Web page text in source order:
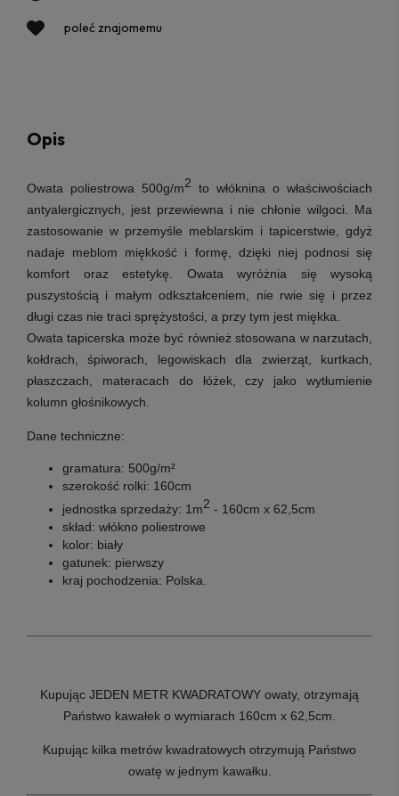
poleć znajomemu
Opis
Owata poliestrowa 500g/m2 to włóknina o właściwościach
antyalergicznych, jest przewiewna i nie chłonie wilgoci. Ma
zastosowanie w przemyśle meblarskim i tapicerstwie, gdyż
nadaje meblom miękkość i formę, dzięki niej podnosi się
komfort oraz estetykę. Owata wyróżnia się wysoką
puszystością i małym odkształceniem, nie rwie się i przez
długi czas nie traci sprężystości, a przy tym jest miękka.
Owata tapicerska może być również stosowana w narzutach,
kołdrach, śpiworach, legowiskach dla zwierząt, kurtkach,
płaszczach, materacach do łóżek, czy jako wytłumienie
kolumn głośnikowych.
Dane techniczne:
gramatura: 500g/m²
szerokość rolki: 160cm
jednostka sprzedaży: 1m2 - 160cm x 62,5cm
skład: włókno poliestrowe
kolor: biały
gatunek: pierwszy
kraj pochodzenia: Polska.
Kupując JEDEN METR KWADRATOWY owaty, otrzymają
Państwo kawałek o wymiarach 160cm x 62,5cm.
Kupując kilka metrów kwadratowych otrzymują Państwo
owatę w jednym kawałku.